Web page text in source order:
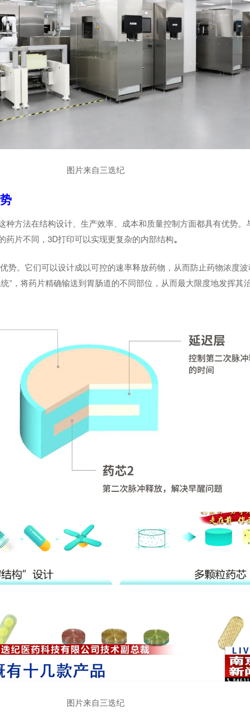
图片来自三迭纪
种方法在结构设计、生产效率、成本和质量控制方面都具有优势。
药片不同，3D打印可以实现更复杂的内部结构。
势。它们可以设计成以可控的速率释放药物，从而防止药物浓度
”，将药片精确输送到胃肠道的不同部位，从而最大限度地发挥其
图片来自三迭纪